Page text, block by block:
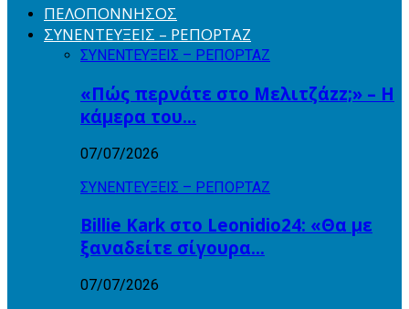
ΠΕΛΟΠΟΝΝΗΣΟΣ
ΣΥΝΕΝΤΕΥΞΕΙΣ – ΡΕΠΟΡΤΑΖ
ΣΥΝΕΝΤΕΥΞΕΙΣ – ΡΕΠΟΡΤΑΖ
«Πώς περνάτε στο Μελιτζάzz;» – Η
κάμερα του…
07/07/2026
ΣΥΝΕΝΤΕΥΞΕΙΣ – ΡΕΠΟΡΤΑΖ
Billie Kark στο Leonidio24: «Θα με
ξαναδείτε σίγουρα…
07/07/2026